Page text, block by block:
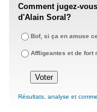
Comment jugez-
d'Alain Soral?
Bof, si ça en amuse
Affligeantes et de fort
Résultats, analyse et